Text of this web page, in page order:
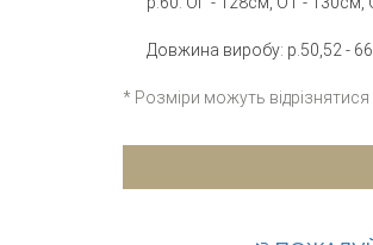
Довжина виробу: р.50,52 -
* Розміри можуть